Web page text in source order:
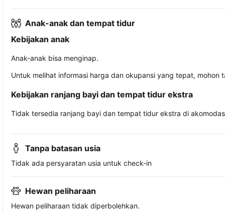
Anak-anak dan tempat tidur
Kebijakan anak
Anak-anak bisa menginap.
Untuk melihat informasi harga dan okupansi yang tepat,
Kebijakan ranjang bayi dan tempat tidur ekstra
Tidak tersedia ranjang bayi dan tempat tidur ekstra di
Tanpa batasan usia
Tidak ada persyaratan usia untuk check-in
Hewan peliharaan
Hewan peliharaan tidak diperbolehkan.